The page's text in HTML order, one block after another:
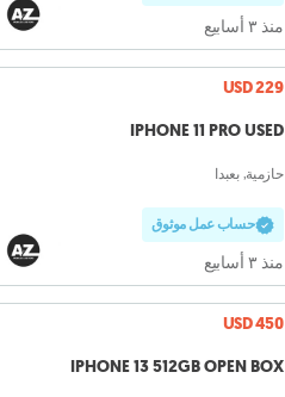
منذ ٣ أسابيع
USD 229
IPHONE 11 PRO USED
حازمية, بعبدا
حساب عمل موثوق
منذ ٣ أسابيع
USD 450
IPHONE 13 512GB OPEN BOX